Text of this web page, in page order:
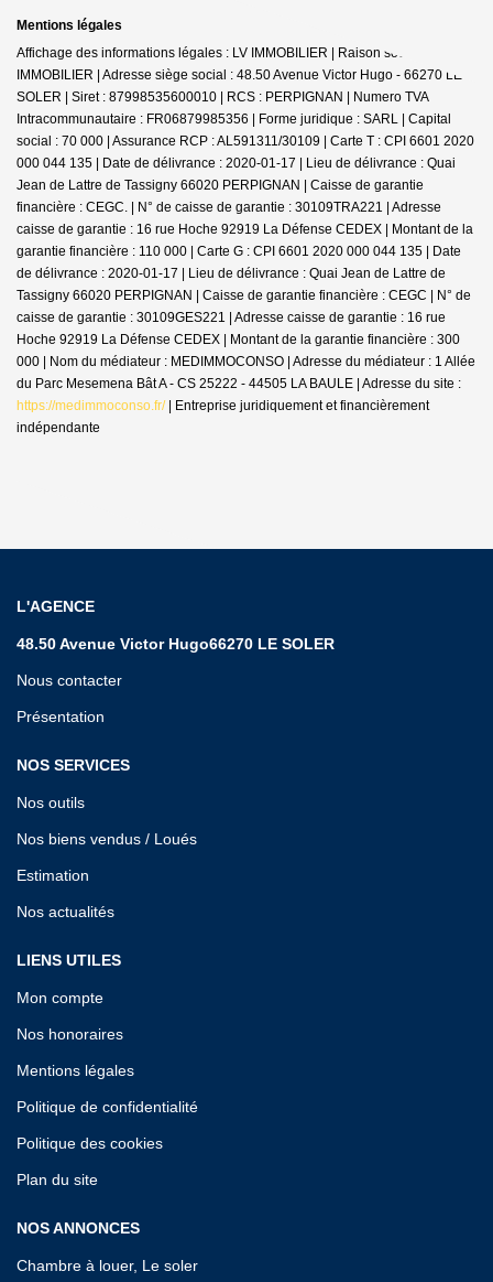
Mentions légales
Affichage des informations légales : LV IMMOBILIER | Raison sociale : LV
IMMOBILIER | Adresse siège social : 48.50 Avenue Victor Hugo - 66270 LE
SOLER | Siret : 87998535600010 | RCS : PERPIGNAN | Numero TVA
Intracommunautaire : FR06879985356 | Forme juridique : SARL | Capital
social : 70 000 | Assurance RCP : AL591311/30109 | Carte T : CPI 6601 2020
000 044 135 | Date de délivrance : 2020-01-17 | Lieu de délivrance : Quai
Jean de Lattre de Tassigny 66020 PERPIGNAN | Caisse de garantie
financière : CEGC. | N° de caisse de garantie : 30109TRA221 | Adresse
caisse de garantie : 16 rue Hoche 92919 La Défense CEDEX | Montant de la
garantie financière : 110 000 | Carte G : CPI 6601 2020 000 044 135 | Date
de délivrance : 2020-01-17 | Lieu de délivrance : Quai Jean de Lattre de
Tassigny 66020 PERPIGNAN | Caisse de garantie financière : CEGC | N° de
caisse de garantie : 30109GES221 | Adresse caisse de garantie : 16 rue
Hoche 92919 La Défense CEDEX | Montant de la garantie financière : 300
000 | Nom du médiateur : MEDIMMOCONSO | Adresse du médiateur : 1 Allée
du Parc Mesemena Bât A - CS 25222 - 44505 LA BAULE | Adresse du site :
https://medimmoconso.fr/| Entreprise juridiquement et financièrement
indépendante
L'AGENCE
48.50 Avenue Victor Hugo66270 LE SOLER
Nous contacter
Présentation
NOS SERVICES
Nos outils
Nos biens vendus / Loués
Estimation
Nos actualités
LIENS UTILES
Mon compte
Nos honoraires
Mentions légales
Politique de confidentialité
Politique des cookies
Plan du site
NOS ANNONCES
Chambre à louer, Le soler